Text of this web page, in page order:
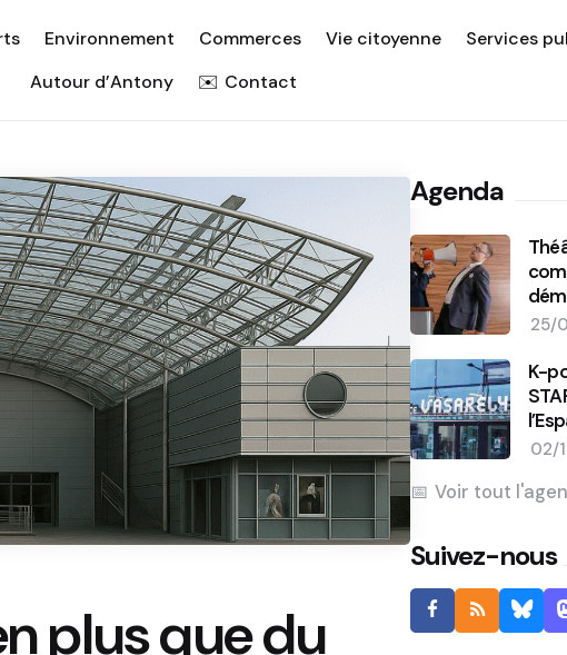
Environnement Commerces Vie citoyenne
Services
Autour d’Antony
Contact
plus que du
Agenda
25/
K-
02/
Voir tout
Suivez-nous